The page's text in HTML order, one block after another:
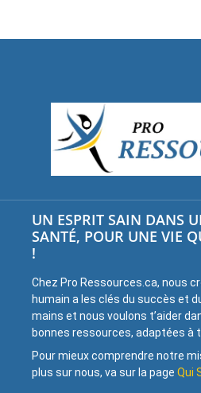
UN ESPRIT SAIN DANS
SANTÉ, POUR UNE VIE
!
Chez Pro Ressources.ca, nous
humain a les clés du succès et
mains et nous voulons t’aider
bonnes ressources, adaptées à
Pour mieux comprendre notre
plus sur nous, va sur la page Qui